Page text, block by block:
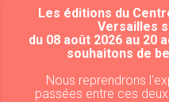
ALLER AU
Les éditions du
Versailles
du 08 août 2026 au 20
souhaitons de
Nous reprendrons
passées entre ces